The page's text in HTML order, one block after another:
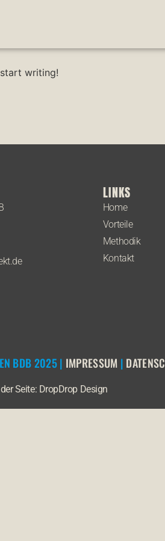
writing!
LINKS
Home
Vorteile
Methodik
Kontakt
BDB 2025 | IMPRESSUM |
Seite: DropDrop Design